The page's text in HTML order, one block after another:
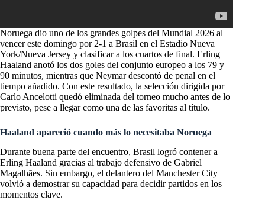
Noruega dio uno de los grandes golpes del Mundial 2026 al
vencer este domingo por 2-1 a Brasil en el Estadio Nueva
York/Nueva Jersey y clasificar a los cuartos de final. Erling
Haaland anotó los dos goles del conjunto europeo a los 79 y
90 minutos, mientras que Neymar descontó de penal en el
tiempo añadido. Con este resultado, la selección dirigida por
Carlo Ancelotti quedó eliminada del torneo mucho antes de lo
previsto, pese a llegar como una de las favoritas al título.
Haaland apareció cuando más lo necesitaba Noruega
Durante buena parte del encuentro, Brasil logró contener a
Erling Haaland gracias al trabajo defensivo de Gabriel
Magalhães. Sin embargo, el delantero del Manchester City
volvió a demostrar su capacidad para decidir partidos en los
momentos clave.